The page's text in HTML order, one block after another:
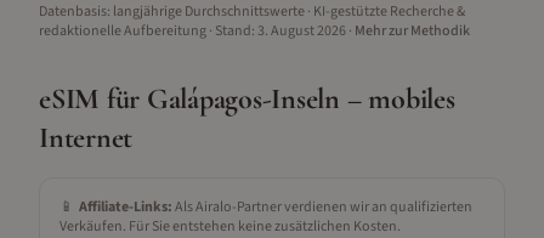
Datenbasis: langjährige Durchschnittswerte · KI-gestützte Recherche &
redaktionelle Aufbereitung· Stand: 3. August 2026· Mehr zur Methodik
eSIM für Galápagos-Inseln – mobiles
Internet
📱 Affiliate-Links:Als Airalo-Partner verdienen wir an qualifizierten
Verkäufen. Für Sie entstehen keine zusätzlichen Kosten.